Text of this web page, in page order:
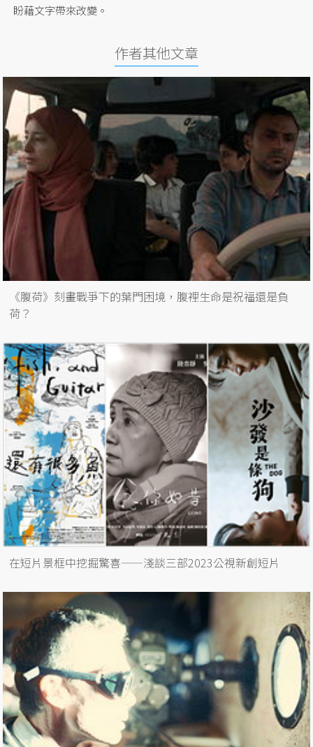
盼藉文字帶來改變。
作者其他文章
《腹荷》刻畫戰爭下的葉門困境，腹裡生命是祝福還是負
荷？
在短片景框中挖掘驚喜——淺談三部2023公視新創短片